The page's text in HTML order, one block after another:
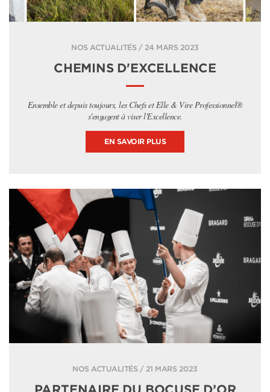
NOS ACTUALITÉS / 24 MARS 2023
CHEMINS D'EXCELLENCE
Ensemble et depuis toujours, les Chefs et Elle & Vire Professionnel®
s'engagent à viser l'Excellence.
EN SAVOIR PLUS
NOS ACTUALITÉS / 21 MARS 2023